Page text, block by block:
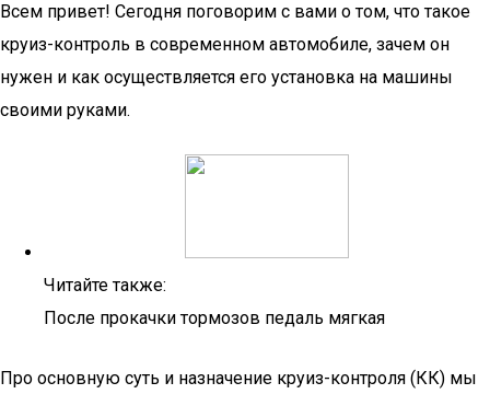
Всем привет! Сегодня поговорим с вами о том, что такое
круиз-контроль в современном автомобиле, зачем он
нужен и как осуществляется его установка на машины
своими руками.
Читайте также:
После прокачки тормозов педаль мягкая
Про основную суть и назначение круиз-контроля (КК) мы